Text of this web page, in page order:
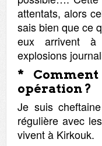
attentats, alors
sais bien que ce
eux arrivent
explosions
*
opération ?
Je suis
régulière avec
vivent à Kirkouk.